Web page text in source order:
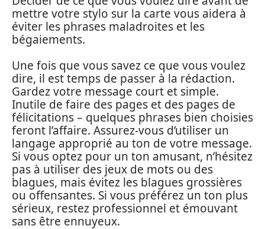
mettre votre stylo sur la carte vous aidera à
éviter les phrases maladroites et les
bégaiements.
Une fois que vous savez ce que vous voulez
dire, il est temps de passer à la rédaction.
Gardez votre message court et simple.
Inutile de faire des pages et des pages de
félicitations – quelques phrases bien choisies
feront l’affaire. Assurez-vous d’utiliser un
langage approprié au ton de votre message.
Si vous optez pour un ton amusant, n’hésitez
pas à utiliser des jeux de mots ou des
blagues, mais évitez les blagues grossières
ou offensantes. Si vous préférez un ton plus
sérieux, restez professionnel et émouvant
sans être ennuyeux.